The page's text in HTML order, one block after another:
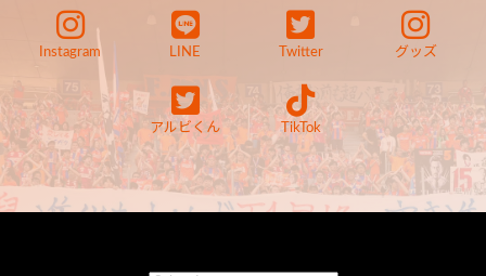
Instagram LINE Twitter グッズ
アルビくん TikTok